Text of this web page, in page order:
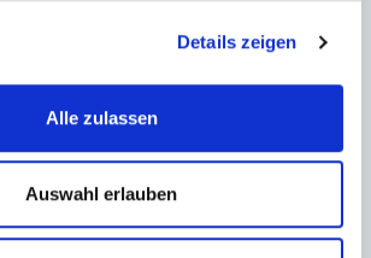
Details zeigen
Alle zulassen
Auswahl erlauben